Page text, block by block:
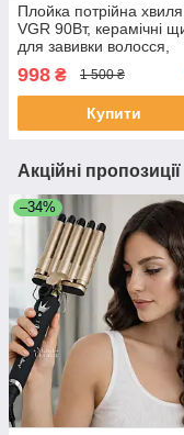
Плойка потрійна хвиля
VGR 90Вт, керамічні
для завивки волосся,
хвиль та пляжних
V-599
998 ₴ 1 500 ₴
Купити
Акційні
–34%